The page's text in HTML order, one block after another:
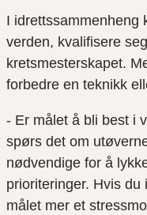
I idrettssammenheng
verden, kvalifisere
kretsmesterskapet.
forbedre en teknikk
- Er målet å bli best i
spørs det om
nødvendige for å
prioriteringer. Hvis
målet mer et